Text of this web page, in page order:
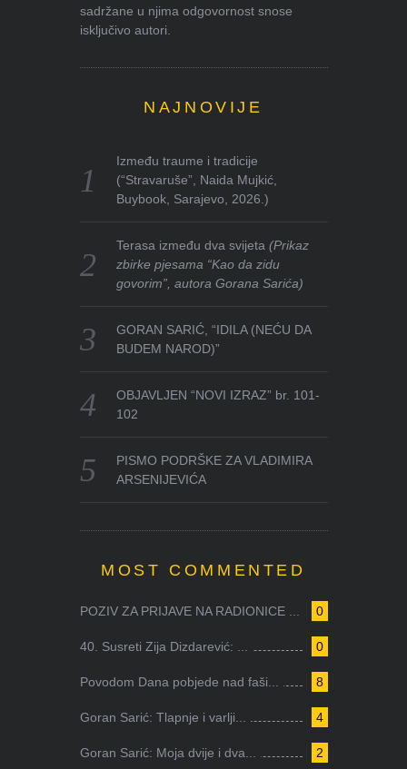
sadržane u njima odgovornost snose
isključivo autori.
NAJNOVIJE
Između traume i tradicije
(“Stravaruše”, Naida Mujkić,
Buybook, Sarajevo, 2026.)
Terasa između dva svijeta(Prikaz
zbirke pjesama “Kao da zidu
govorim”, autora Gorana Sarića)
GORAN SARIĆ, “IDILA (NEĆU DA
BUDEM NAROD)”
OBJAVLJEN “NOVI IZRAZ” br. 101-
102
PISMO PODRŠKE ZA VLADIMIRA
ARSENIJEVIĆA
MOST COMMENTED
0
POZIV ZA PRIJAVE NA RADIONICE ...
0
40. Susreti Zija Dizdarević: ...
8
Povodom Dana pobjede nad faši...
4
Goran Sarić: Tlapnje i varlji...
2
Goran Sarić: Moja dvije i dva...